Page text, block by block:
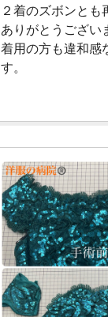
２着のズボンとも
ありがとうござい
着用の方も違和感
す。